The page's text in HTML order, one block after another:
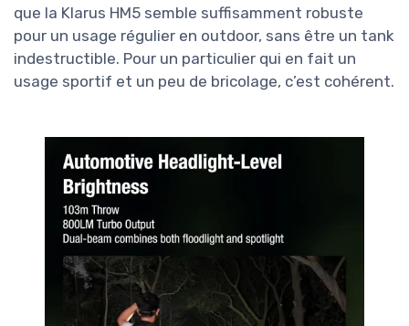
que la Klarus HM5 semble suffisamment robuste
pour un usage régulier en outdoor, sans être un tank
indestructible. Pour un particulier qui en fait un
usage sportif et un peu de bricolage, c’est cohérent.